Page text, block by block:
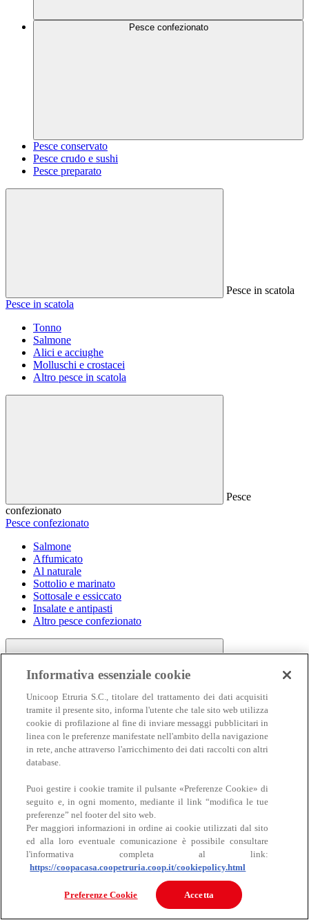
Pesce confezionato
Pesce conservato
Pesce crudo e sushi
Pesce preparato
Pesce in scatola
Pesce in scatola
Tonno
Salmone
Alici e acciughe
Molluschi e crostacei
Altro pesce in scatola
Pesce
confezionato
Pesce confezionato
Salmone
Affumicato
Al naturale
Sottolio e marinato
Sottosale e essiccato
Insalate e antipasti
Altro pesce confezionato
Carne
Carne
Bovino
Informativa essenziale cookie
Unicoop Etruria S.C., titolare del trattamento dei dati acquisiti
tramite il presente sito, informa l'utente che tale sito web utilizza
cookie di profilazione al fine di inviare messaggi pubblicitari in
linea con le preferenze manifestate nell'ambito della navigazione
in rete, anche attraverso l'arricchimento dei dati raccolti con altri
database.
Puoi gestire i cookie tramite il pulsante «Preferenze Cookie» di
seguito e, in ogni momento, mediante il link “modifica le tue
preferenze” nel footer del sito web.
Per maggiori informazioni in ordine ai cookie utilizzati dal sito
ed alla loro eventuale comunicazione è possibile consultare
l'informativa completa al link:
https://coopacasa.coopetruria.coop.it/cookiepolicy.html
Preferenze Cookie Accetta